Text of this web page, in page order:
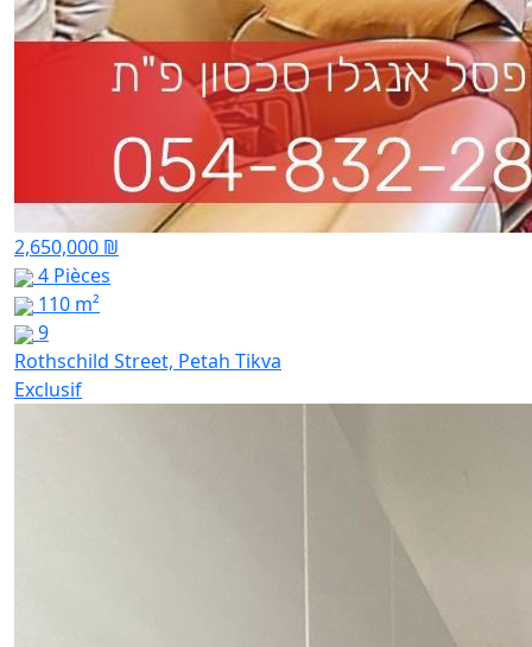
2,650,000 ₪
4 Pièces
110 m²
9
Rothschild Street, Petah Tikva
Exclusif